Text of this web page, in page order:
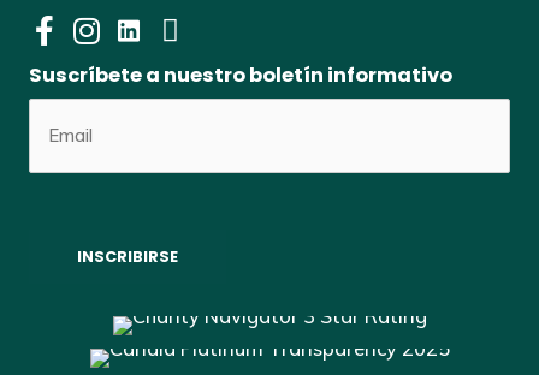
Suscríbete a nuestro boletín informativo